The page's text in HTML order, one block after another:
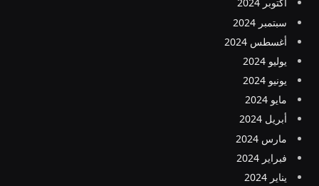
أكتوبر 2024
سبتمبر 2024
أغسطس 2024
يوليو 2024
يونيو 2024
مايو 2024
أبريل 2024
مارس 2024
فبراير 2024
يناير 2024